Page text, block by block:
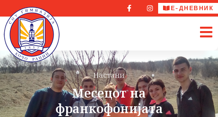
Е-ДНЕВНИК
Настани
Месецот на
франкофонијата